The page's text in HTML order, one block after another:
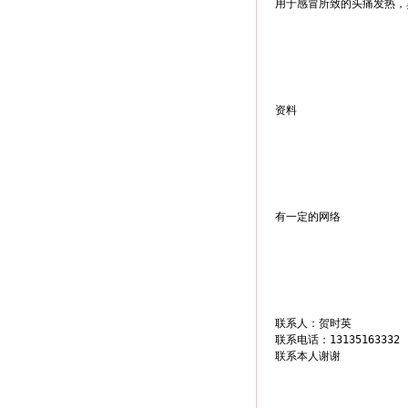
用于感冒所致的头痛发热
资料
有一定的网络
联系人：贺时英
联系电话：13135163332
联系本人谢谢